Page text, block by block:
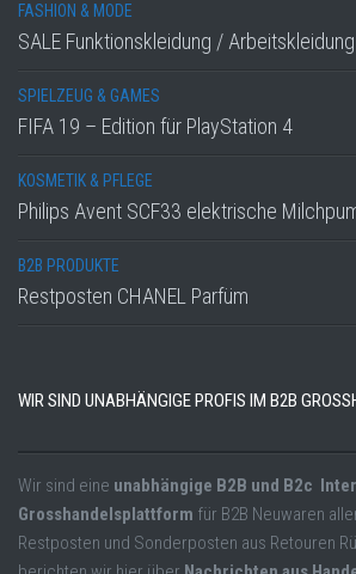
FASHION & MODE
SALE Funktionskleidung / Arbeitskleidung
SPIELZEUG & GAMES
FIFA 19 – Edition für PlayStation 4
KOSMETIK & PFLEGE
Philips Avent SCF33 elektrische
B2B PRODUKTE
Restposten CHANEL Parfüm
WIR SIND UNABHÄNGIGE PROFIS IM B2B
Wir sind eine unabhängige B2B und B2c
Grosshandelsplattform für B2B Neuwaren
Restposten und Sonderposten aus Retouren